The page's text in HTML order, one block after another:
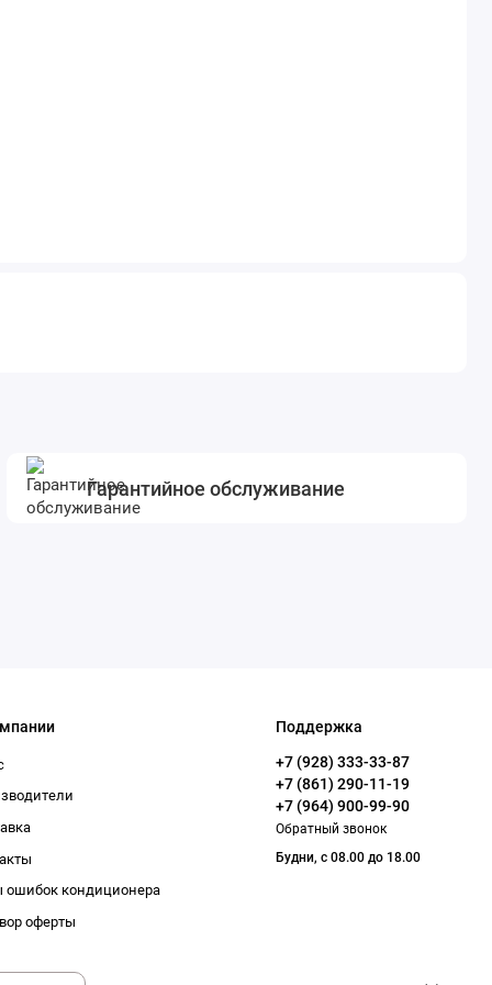
внутренних
Гарантийное обслуживание
ошибок кондиционера
оферты
Поддержка
+7 (928) 333-33-87
+7 (861) 290-11-19
+7 (964) 900-99-90
Обратный звонок
Будни, с 08.00 до 18.00